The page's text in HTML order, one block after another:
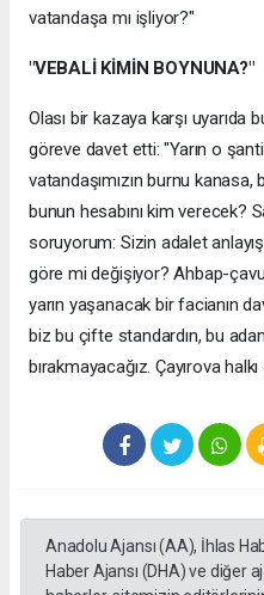
vatandaşa mı işliyor?"
"VEBALİ KİMİN BOYNUNA?"
Olası bir kazaya karşı uyarıda
göreve davet etti: "Yarın o
vatandaşımızın burnu
bunun hesabını kim verecek?
soruyorum: Sizin adalet
göre mi değişiyor? Ahbap-
yarın yaşanacak bir facianın
biz bu çifte standardın, bu
bırakmayacağız. Çayırova
Anadolu Ajansı (AA), İhlas
Haber Ajansı (DHA) ve diğer